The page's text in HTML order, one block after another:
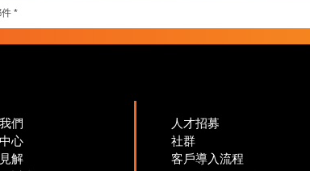
們
心
解
人才招募
社群
客戶導入流程